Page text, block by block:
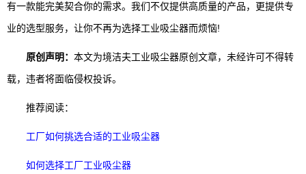
有一款能完美契合你的需求。我们不仅提供高质量的产品，更提供专
业的选型服务，让你不再为选择工业吸尘器而烦恼!
原创声明： 本文为境洁夫工业吸尘器原创文章，未经许可不得转
载，违者将面临侵权投诉。
推荐阅读：
工厂如何挑选合适的工业吸尘器
如何选择工厂工业吸尘器